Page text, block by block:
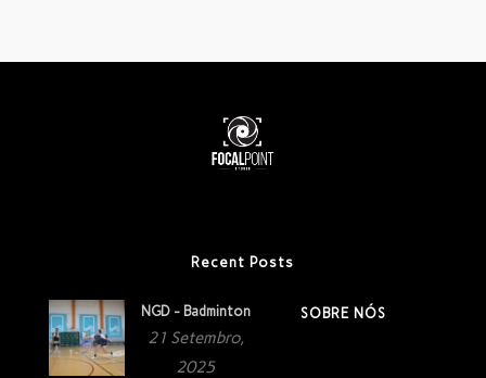
Recent Posts
NGD - Badminton
21 Setembro,
2025
SOBRE NÓS